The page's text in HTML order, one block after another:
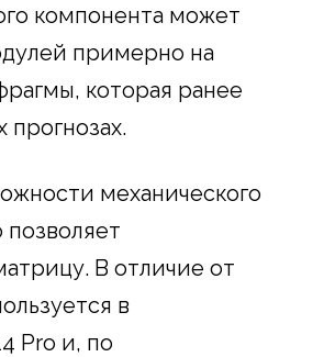
компонента может
примерно на
которая ранее
прогнозах.
механического
В отличие от
в
Pro и, по